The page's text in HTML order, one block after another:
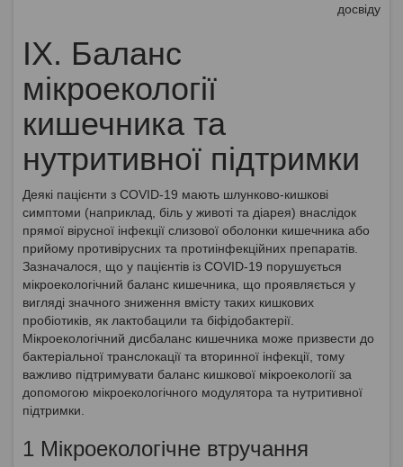
досвіду
IX. Баланс
мікроекології
кишечника та
нутритивної підтримки
Деякі пацієнти з COVID-19 мають шлунково-кишкові
симптоми (наприклад, біль у животі та діарея) внаслідок
прямої вірусної інфекції слизової оболонки кишечника або
прийому противірусних та протиінфекційних препаратів.
Зазначалося, що у пацієнтів із COVID-19 порушується
мікроекологічний баланс кишечника, що проявляється у
вигляді значного зниження вмісту таких кишкових
пробіотиків, як лактобацили та біфідобактерії.
Мікроекологічний дисбаланс кишечника може призвести до
бактеріальної транслокації та вторинної інфекції, тому
важливо підтримувати баланс кишкової мікроекології за
допомогою мікроекологічного модулятора та нутритивної
підтримки.
1 Мікроекологічне втручання